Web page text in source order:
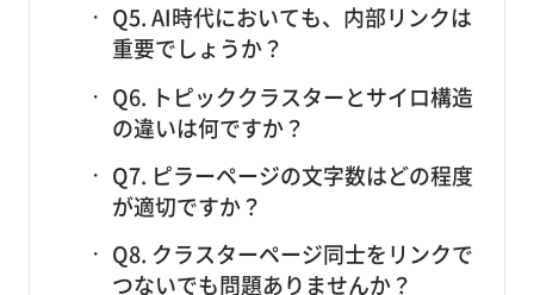
Q5. AI時代においても、内部リンクは
重要でしょうか？
Q6. トピッククラスターとサイロ構造
の違いは何ですか？
Q7. ピラーページの文字数はどの程度
が適切ですか？
Q8. クラスターページ同士をリンクで
つないでも問題ありませんか？